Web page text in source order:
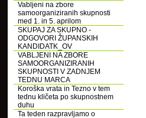
Vabljeni na zbore
samoorganiziranih skupnosti
med 1. in 5. aprilom
SKUPAJ ZA SKUPNO -
ODGOVORI ŽUPANSKIH
KANDIDATK_OV
VABLJENI NA ZBORE
SAMOORGANIZIRANIH
SKUPNOSTI V ZADNJEM
TEDNU MARCA
Koroška vrata in Tezno v tem
tednu kličeta po skupnostnem
duhu
Ta teden razpravljamo o